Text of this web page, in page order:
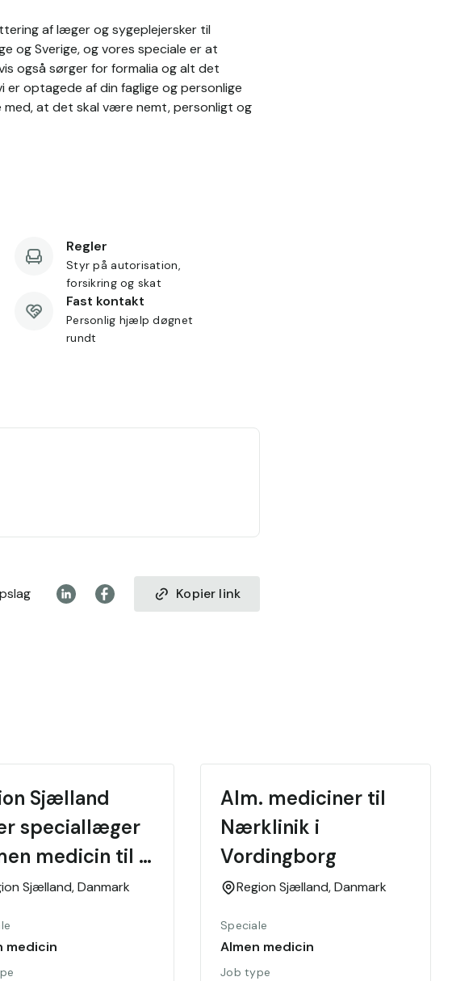
af læger og sygeplejersker til
og Sverige, og vores speciale er at
også sørger for formalia og alt det
optagede af din faglige og personlige
at det skal være nemt, personligt og
Regler
Styr på autorisation,
forsikring og skat
Fast kontakt
Personlig hjælp døgnet
rundt
Kopier link
Sjælland
speciallæger
medicin til
i Næstved
Sjælland,Danmark
medicin
Alm. mediciner til
Nærklinik i
Vordingborg
Region Sjælland,Danmark
Speciale
Almen medicin
Job type